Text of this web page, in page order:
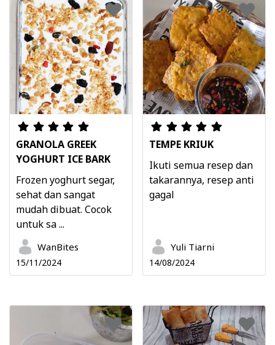
GRANOLA GREEK
YOGHURT ICE BARK
Frozen yoghurt segar,
sehat dan sangat
mudah dibuat. Cocok
untuk sa ...
WanBites
15/11/2024
TEMPE KRIUK
Ikuti semua resep dan
takarannya, resep anti
gagal
Yuli Tiarni
14/08/2024